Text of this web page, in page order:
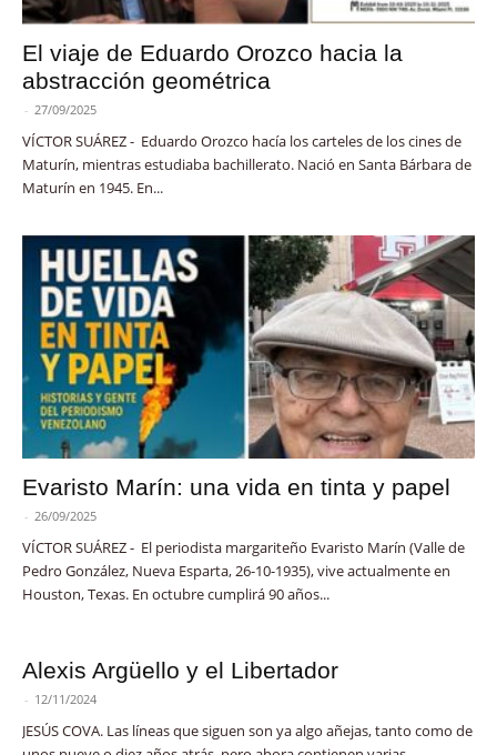
El viaje de Eduardo Orozco hacia la
abstracción geométrica
- 27/09/2025
VÍCTOR SUÁREZ - Eduardo Orozco hacía los carteles de los cines de
Maturín, mientras estudiaba bachillerato. Nació en Santa Bárbara de
Maturín en 1945. En...
Evaristo Marín: una vida en tinta y papel
- 26/09/2025
VÍCTOR SUÁREZ - El periodista margariteño Evaristo Marín (Valle de
Pedro González, Nueva Esparta, 26-10-1935), vive actualmente en
Houston, Texas. En octubre cumplirá 90 años...
Alexis Argüello y el Libertador
- 12/11/2024
JESÚS COVA. Las líneas que siguen son ya algo añejas, tanto como de